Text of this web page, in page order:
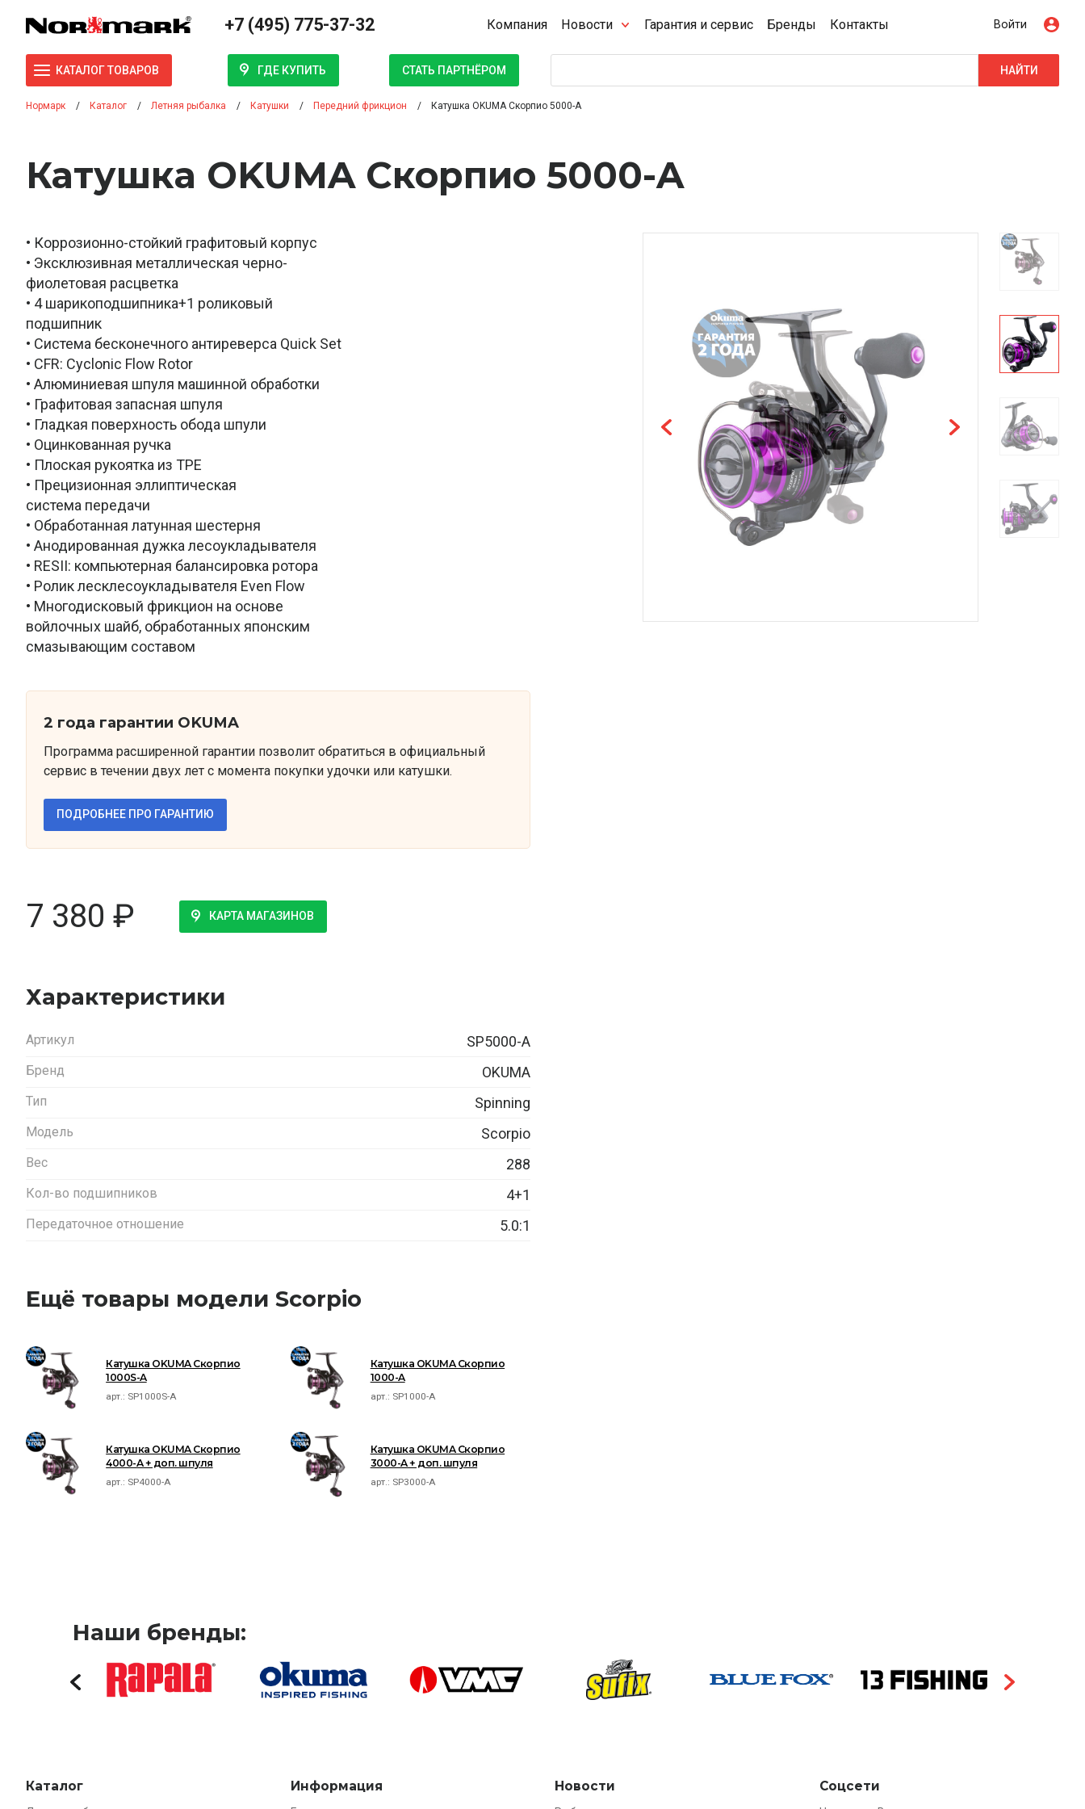
+7 (495) 775-37-32 Компания Новости Гарантия и сервис Бренды Контакты Войти
КАТАЛОГ ТОВАРОВ ГДЕ КУПИТЬ СТАТЬ ПАРТНЁРОМ НАЙТИ
Нормарк Каталог Летняя рыбалка Катушки Передний фрикцион Катушка OKUMA Скорпио 5000-A
Катушка OKUMA Скорпио 5000-A
• Коррозионно-стойкий графитовый корпус
• Эксклюзивная металлическая черно-
фиолетовая расцветка
• 4 шарикоподшипника+1 роликовый
подшипник
• Система бесконечного антиреверса Quick Set
• CFR: Cyclonic Flow Rotor
• Алюминиевая шпуля машинной обработки
• Графитовая запасная шпуля
• Гладкая поверхность обода шпули
• Оцинкованная ручка
• Плоская рукоятка из TPE
• Прецизионная эллиптическая
система передачи
• Обработанная латунная шестерня
• Анодированная дужка лесоукладывателя
• RESII: компьютерная балансировка ротора
• Ролик лесклесоукладывателя Even Flow
• Многодисковый фрикцион на основе
войлочных шайб, обработанных японским
смазывающим составом
2 года гарантии OKUMA
Программа расширенной гарантии позволит обратиться в официальный
сервис в течении двух лет с момента покупки удочки или катушки.
ПОДРОБНЕЕ ПРО ГАРАНТИЮ
7 380 ₽ КАРТА МАГАЗИНОВ
Характеристики
Артикул SP5000-A
Бренд OKUMA
Тип Spinning
Модель Scorpio
Вес 288
Кол-во подшипников 4+1
Передаточное отношение 5.0:1
Ещё товары модели Scorpio
Катушка OKUMA Скорпио
1000S-A
арт.: SP1000S-A
Катушка OKUMA Скорпио
1000-A
арт.: SP1000-A
Катушка OKUMA Скорпио
4000-A + доп. шпуля
арт.: SP4000-A
Катушка OKUMA Скорпио
3000-A + доп. шпуля
арт.: SP3000-A
Наши бренды:
Каталог Информация Новости Соцсети